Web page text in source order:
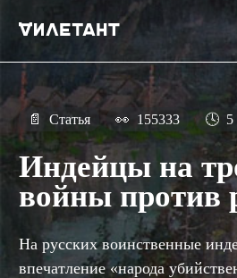
📄 Статья 👀 155333 🕓 5
Индейцы на
войны против
На русских воинственные
впечатление «народа